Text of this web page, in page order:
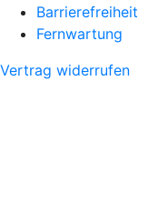
Barrierefreiheit
Fernwartung
Vertrag widerrufen